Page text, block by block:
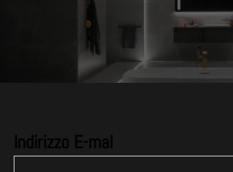
Indirizzo E-mal